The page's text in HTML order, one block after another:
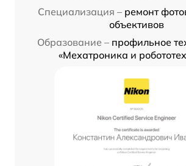
Специализация – ремонт
объективов
Образование – профильное
«Мехатроника и